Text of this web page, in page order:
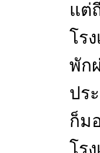
แต่
โร
พัก
ปร
ก็ม
โร